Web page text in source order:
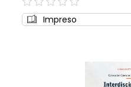
0%
Impreso